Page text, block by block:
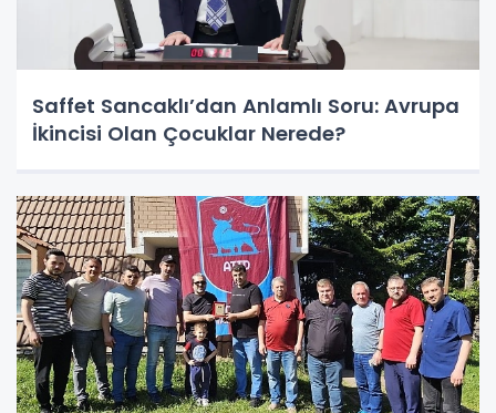
Saffet Sancaklı’dan Anlamlı Soru: Avrupa
İkincisi Olan Çocuklar Nerede?